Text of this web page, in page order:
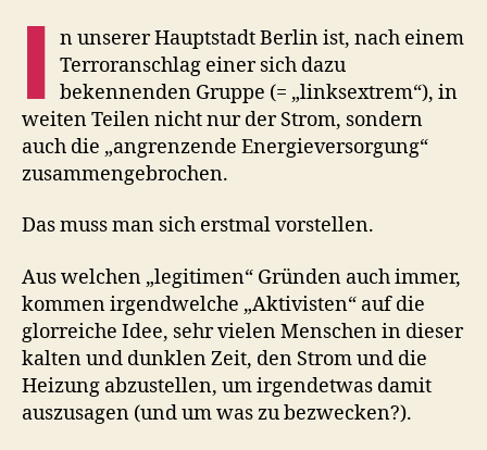
I n unserer Hauptstadt Berlin ist, nach einem
Terroranschlag einer sich dazu
bekennenden Gruppe (= „linksextrem“), in
weiten Teilen nicht nur der Strom, sondern
auch die „angrenzende Energieversorgung“
zusammengebrochen.
Das muss man sich erstmal vorstellen.
Aus welchen „legitimen“ Gründen auch immer,
kommen irgendwelche „Aktivisten“ auf die
glorreiche Idee, sehr vielen Menschen in dieser
kalten und dunklen Zeit, den Strom und die
Heizung abzustellen, um irgendetwas damit
auszusagen (und um was zu bezwecken?).